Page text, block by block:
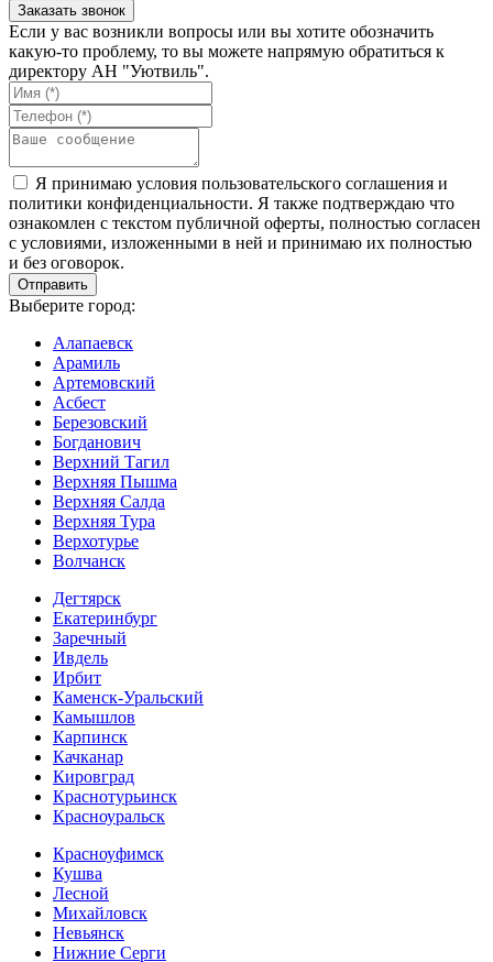
Если у вас возникли вопросы или вы хотите обозначить
какую-то проблему, то вы можете напрямую обратиться к
директору АН "Уютвиль".
Я принимаю условия пользовательского соглашения и
политики конфиденциальности. Я также подтверждаю что
ознакомлен с текстом публичной оферты, полностью согласен
с условиями, изложенными в ней и принимаю их полностью
и без оговорок.
Выберите город:
Алапаевск
Арамиль
Артемовский
Асбест
Березовский
Богданович
Верхний Тагил
Верхняя Пышма
Верхняя Салда
Верхняя Тура
Верхотурье
Волчанск
Дегтярск
Екатеринбург
Заречный
Ивдель
Ирбит
Каменск-Уральский
Камышлов
Карпинск
Качканар
Кировград
Краснотурьинск
Красноуральск
Красноуфимск
Кушва
Лесной
Михайловск
Невьянск
Нижние Серги